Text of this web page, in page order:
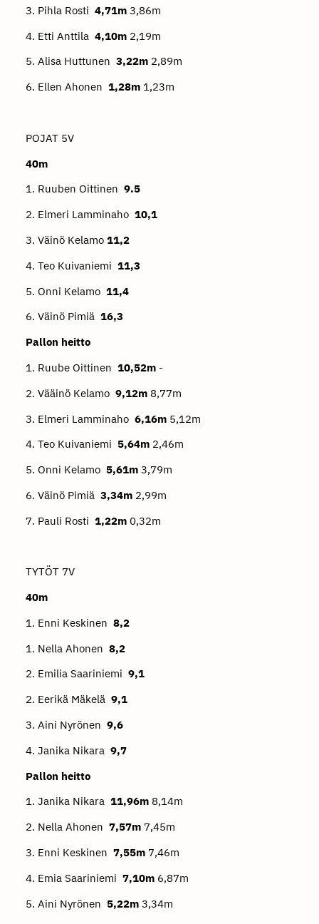
3. Pihla Rosti 4,71m 3,86m
4. Etti Anttila 4,10m 2,19m
5. Alisa Huttunen 3,22m 2,89m
6. Ellen Ahonen 1,28m 1,23m
POJAT 5V
40m
1. Ruuben Oittinen 9.5
2. Elmeri Lamminaho 10,1
3. Väinö Kelamo 11,2
4. Teo Kuivaniemi 11,3
5. Onni Kelamo 11,4
6. Väinö Pimiä 16,3
Pallon heitto
1. Ruube Oittinen 10,52m -
2. Vääinö Kelamo 9,12m 8,77m
3. Elmeri Lamminaho 6,16m 5,12m
4. Teo Kuivaniemi 5,64m 2,46m
5. Onni Kelamo 5,61m 3,79m
6. Väinö Pimiä 3,34m 2,99m
7. Pauli Rosti 1,22m 0,32m
TYTÖT 7V
40m
1. Enni Keskinen 8,2
1. Nella Ahonen 8,2
2. Emilia Saariniemi 9,1
2. Eerikä Mäkelä 9,1
3. Aini Nyrönen 9,6
4. Janika Nikara 9,7
Pallon heitto
1. Janika Nikara 11,96m 8,14m
2. Nella Ahonen 7,57m 7,45m
3. Enni Keskinen 7,55m 7,46m
4. Emia Saariniemi 7,10m 6,87m
5. Aini Nyrönen 5,22m 3,34m